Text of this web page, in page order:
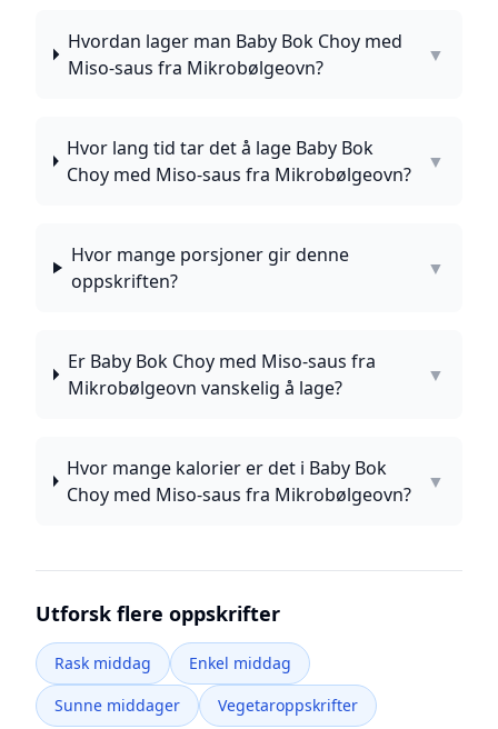
Hvordan lager man Baby Bok Choy med
Miso-saus fra Mikrobølgeovn?
▼
Hvor lang tid tar det å lage Baby Bok
Choy med Miso-saus fra Mikrobølgeovn?
▼
Hvor mange porsjoner gir denne
oppskriften?
▼
Er Baby Bok Choy med Miso-saus fra
Mikrobølgeovn vanskelig å lage?
▼
Hvor mange kalorier er det i Baby Bok
Choy med Miso-saus fra Mikrobølgeovn?
▼
Utforsk flere oppskrifter
Rask middag
Enkel middag
Sunne middager
Vegetaroppskrifter